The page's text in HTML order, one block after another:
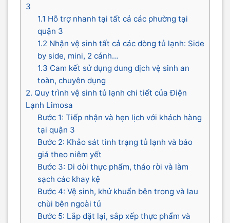
3
1.1 Hỗ trợ nhanh tại tất cả các phường tại
quận 3
1.2 Nhận vệ sinh tất cả các dòng tủ lạnh: Side
by side, mini, 2 cánh…
1.3 Cam kết sử dụng dung dịch vệ sinh an
toàn, chuyên dụng
2. Quy trình vệ sinh tủ lạnh chi tiết của Điện
Lạnh Limosa
Bước 1: Tiếp nhận và hẹn lịch với khách hàng
tại quận 3
Bước 2: Khảo sát tình trạng tủ lạnh và báo
giá theo niêm yết
Bước 3: Di dời thực phẩm, tháo rời và làm
sạch các khay kệ
Bước 4: Vệ sinh, khử khuẩn bên trong và lau
chùi bên ngoài tủ
Bước 5: Lắp đặt lại, sắp xếp thực phẩm và